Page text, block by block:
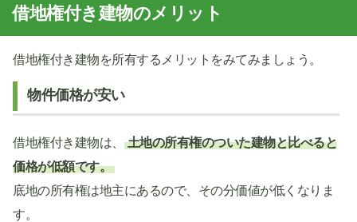
借地権付き建物のメリット
借地権付き建物を所有するメリットをみてみましょう。
物件価格が安い
借地権付き建物は、
土地の所有権のついた建物と比べると
価格が低額です。
底地の所有権は地主にあるので、その分価値が低くなりま
す。